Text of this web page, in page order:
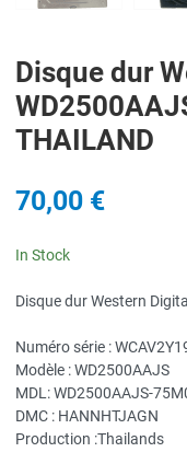
Disque dur
THAILAND
70,00 €
In Stock
Disque dur Western
Numéro série :
Modèle : WD2500AAJS
MDL: WD2500AAJS-
DMC : HANNHTJAGN
Production :Thailands